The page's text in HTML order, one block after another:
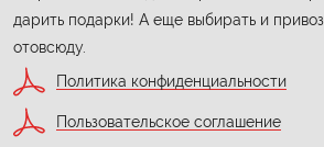
дарить подарки! А еще выбирать и
отовсюду.
Политика конфиденциальности
Пользовательское соглашение